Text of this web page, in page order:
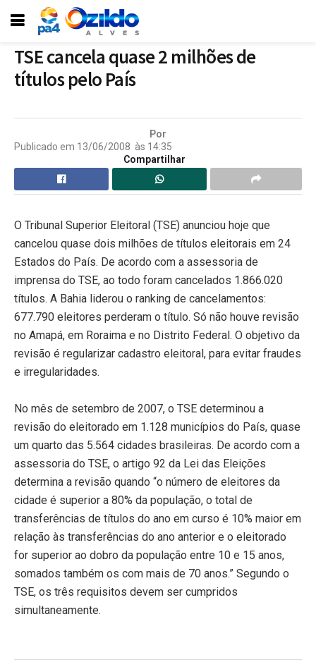
TSE cancela quase 2 milhões de
títulos pelo País
Por
Publicado em 13/06/2008 às 14:35
Compartilhar
O Tribunal Superior Eleitoral (TSE) anunciou hoje que
cancelou quase dois milhões de títulos eleitorais em 24
Estados do País. De acordo com a assessoria de
imprensa do TSE, ao todo foram cancelados 1.866.020
títulos. A Bahia liderou o ranking de cancelamentos:
677.790 eleitores perderam o título. Só não houve revisão
no Amapá, em Roraima e no Distrito Federal. O objetivo da
revisão é regularizar cadastro eleitoral, para evitar fraudes
e irregularidades.
No mês de setembro de 2007, o TSE determinou a
revisão do eleitorado em 1.128 municípios do País, quase
um quarto das 5.564 cidades brasileiras. De acordo com a
assessoria do TSE, o artigo 92 da Lei das Eleições
determina a revisão quando “o número de eleitores da
cidade é superior a 80% da população, o total de
transferências de títulos do ano em curso é 10% maior em
relação às transferências do ano anterior e o eleitorado
for superior ao dobro da população entre 10 e 15 anos,
somados também os com mais de 70 anos.” Segundo o
TSE, os três requisitos devem ser cumpridos
simultaneamente.